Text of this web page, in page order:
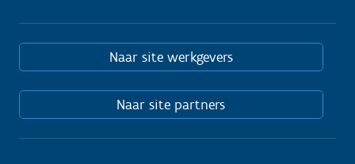
Naar site werkgevers
Naar site partners